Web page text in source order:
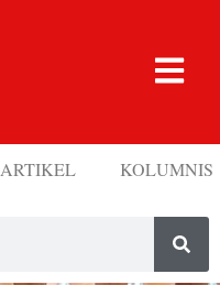
ARTIKEL KOLUMNIS